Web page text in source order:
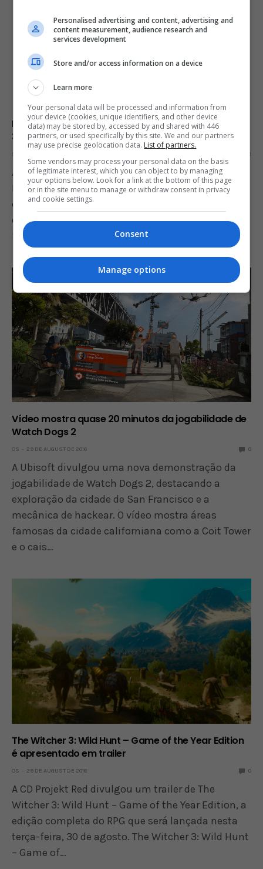
Nintendo lança novo design extravagante do New
3DS XL nos EUA
OS 0
A Nintendo anunciou um novo design para o New
Nintendo 3DS XL que não se limita a um tom de
cor diferente, mas tem a imagem de uma galáxia
em sua superfície. O modelo chamado New Galaxy
Style New Nintendo…
Vídeo mostra quase 20 minutos da jogabilidade de
Watch Dogs 2
OS 29 DE AUGUST DE 2016 0
A Ubisoft divulgou uma nova demonstração da
jogabilidade de Watch Dogs 2, destacando a
exploração da cidade de San Francisco e a
mecânica de hackear. O vídeo mostra áreas
famosas da cidade californiana como a Coit Tower
e o cais…
The Witcher 3: Wild Hunt – Game of the Year Edition
é apresentado em trailer
OS 29 DE AUGUST DE 2016 0
A CD Projekt Red divulgou um trailer de The
Witcher 3: Wild Hunt – Game of the Year Edition, a
edição completa do RPG que será lançada nesta
terça-feira, 30 de agosto. The Witcher 3: Wild Hunt
– Game of…
Personalised advertising and content, advertising and
content measurement, audience research and
services development
Store and/or access information on a device
Learn more
Your personal data will be processed and information from
your device (cookies, unique identifiers, and other device
data) may be stored by, accessed by and shared with 446
partners, or used specifically by this site. We and our partners
may use precise geolocation data. List of partners.
Some vendors may process your personal data on the basis
of legitimate interest, which you can object to by managing
your options below. Look for a link at the bottom of this page
or in the site menu to manage or withdraw consent in privacy
and cookie settings.
Consent
Manage options